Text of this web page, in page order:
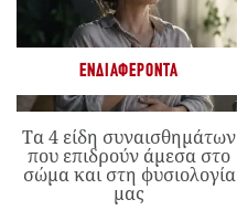
ΕΝΔΙΑΦΈΡΟΝΤΑ
Τα 4 είδη συναισθημάτων
που επιδρούν άμεσα στο
σώμα και στη φυσιολογία
μας